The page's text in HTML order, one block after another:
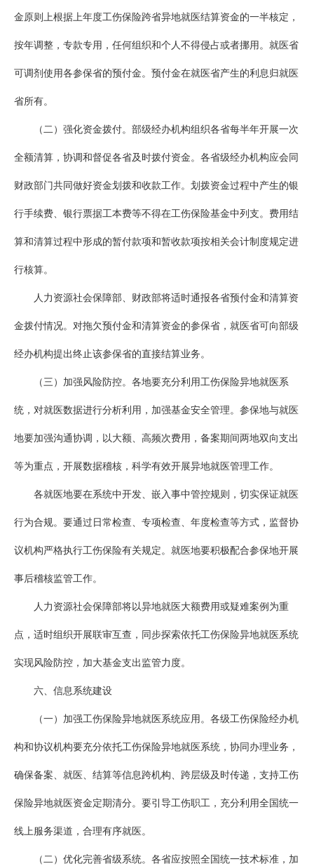
金原则上根据上年度工伤保险跨省异地就医结算资金的一半核定，
按年调整，专款专用，任何组织和个人不得侵占或者挪用。就医省
可调剂使用各参保省的预付金。预付金在就医省产生的利息归就医
省所有。
（二）强化资金拨付。部级经办机构组织各省每半年开展一次
全额清算，协调和督促各省及时拨付资金。各省级经办机构应会同
财政部门共同做好资金划拨和收款工作。划拨资金过程中产生的银
行手续费、银行票据工本费等不得在工伤保险基金中列支。费用结
算和清算过程中形成的暂付款项和暂收款项按相关会计制度规定进
行核算。
人力资源社会保障部、财政部将适时通报各省预付金和清算资
金拨付情况。对拖欠预付金和清算资金的参保省，就医省可向部级
经办机构提出终止该参保省的直接结算业务。
（三）加强风险防控。各地要充分利用工伤保险异地就医系
统，对就医数据进行分析利用，加强基金安全管理。参保地与就医
地要加强沟通协调，以大额、高频次费用，备案期间两地双向支出
等为重点，开展数据稽核，科学有效开展异地就医管理工作。
各就医地要在系统中开发、嵌入事中管控规则，切实保证就医
行为合规。要通过日常检查、专项检查、年度检查等方式，监督协
议机构严格执行工伤保险有关规定。就医地要积极配合参保地开展
事后稽核监管工作。
人力资源社会保障部将以异地就医大额费用或疑难案例为重
点，适时组织开展联审互查，同步探索依托工伤保险异地就医系统
实现风险防控，加大基金支出监管力度。
六、信息系统建设
（一）加强工伤保险异地就医系统应用。各级工伤保险经办机
构和协议机构要充分依托工伤保险异地就医系统，协同办理业务，
确保备案、就医、结算等信息跨机构、跨层级及时传递，支持工伤
保险异地就医资金定期清分。要引导工伤职工，充分利用全国统一
线上服务渠道，合理有序就医。
（二）优化完善省级系统。各省应按照全国统一技术标准，加